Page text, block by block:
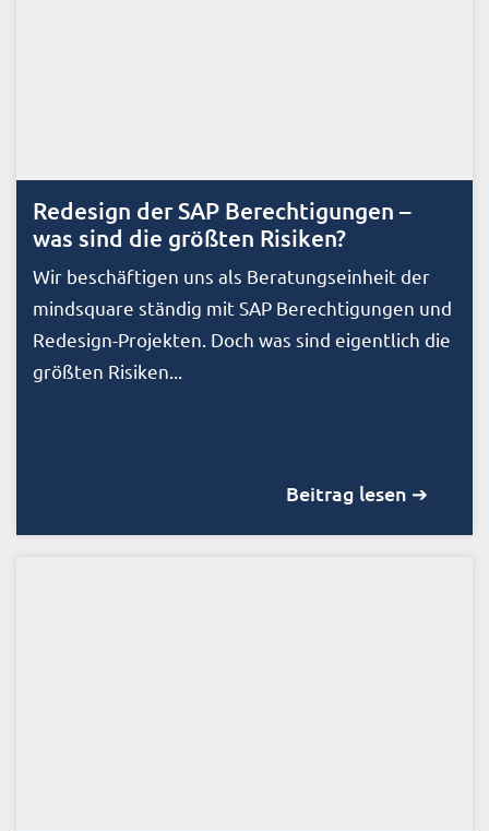
Redesign der SAP Berechtigungen –
was sind die größten Risiken?
Wir beschäftigen uns als Beratungseinheit der
mindsquare ständig mit SAP Berechtigungen und
Redesign-Projekten. Doch was sind eigentlich die
größten Risiken...
Beitrag lesen ➔